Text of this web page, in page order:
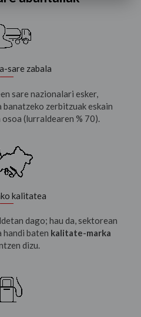
sare zabala
sare nazionalari esker,
zerbitzuak eskain
(lurraldearen % 70).
kalitatea
dago; hau da, sektorean
handi baten kalitate-marka
dizu.